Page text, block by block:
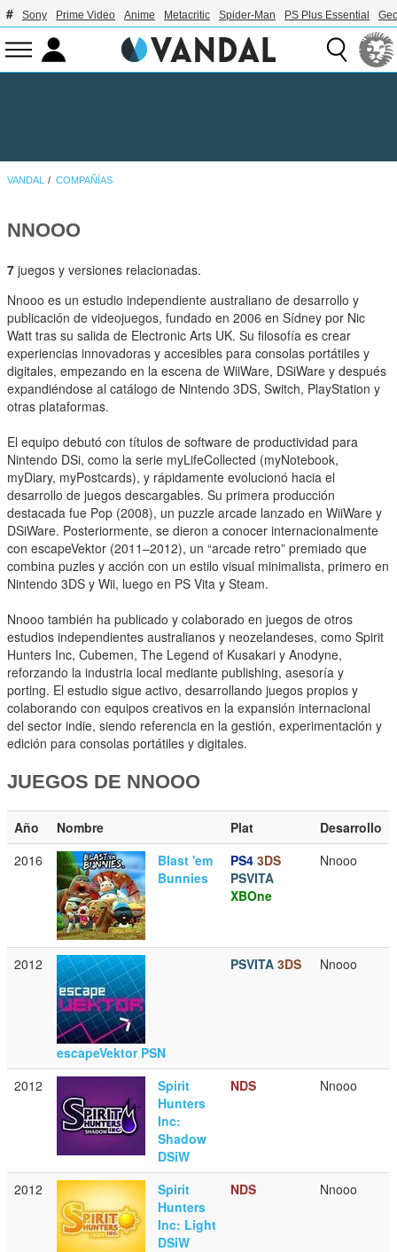
Sony Prime Video Anime Metacritic Spider-Man PS Plus Essential
VANDAL COMPAÑÍAS
NNOOO
7 juegos y versiones relacionadas.
Nnooo es un estudio independiente australiano de desarrollo y
publicación de videojuegos, fundado en 2006 en Sídney por Nic
Watt tras su salida de Electronic Arts UK. Su filosofía es crear
experiencias innovadoras y accesibles para consolas portátiles y
digitales, empezando en la escena de WiiWare, DSiWare y después
expandiéndose al catálogo de Nintendo 3DS, Switch, PlayStation y
otras plataformas.
El equipo debutó con títulos de software de productividad para
Nintendo DSi, como la serie myLifeCollected (myNotebook,
myDiary, myPostcards), y rápidamente evolucionó hacia el
desarrollo de juegos descargables. Su primera producción
destacada fue Pop (2008), un puzzle arcade lanzado en WiiWare y
DSiWare. Posteriormente, se dieron a conocer internacionalmente
con escapeVektor (2011–2012), un “arcade retro” premiado que
combina puzles y acción con un estilo visual minimalista, primero en
Nintendo 3DS y Wii, luego en PS Vita y Steam.
Nnooo también ha publicado y colaborado en juegos de otros
estudios independientes australianos y neozelandeses, como Spirit
Hunters Inc, Cubemen, The Legend of Kusakari y Anodyne,
reforzando la industria local mediante publishing, asesoría y
porting. El estudio sigue activo, desarrollando juegos propios y
colaborando con equipos creativos en la expansión internacional
del sector indie, siendo referencia en la gestión, experimentación y
edición para consolas portátiles y digitales.
JUEGOS DE NNOOO
Año Nombre Plat
Desarrollo
2016
Blast 'em
Bunnies
PS4 3DS
PSVITA
XBOne
Nnooo
2012
escapeVektor PSN
PSVITA 3DS Nnooo
2012
Spirit
Hunters
Inc:
Shadow
DSiW
NDS Nnooo
2012
Spirit
Hunters
Inc: Light
DSiW
NDS Nnooo